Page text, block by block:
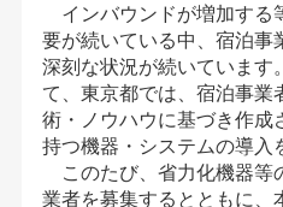
インバウンドが増加する
要が続いている中、宿泊事
深刻な状況が続いています
て、東京都では、宿泊事業
術・ノウハウに基づき作成
持つ機器・システムの導入
このたび、省力化機器等
業者を募集するとともに、